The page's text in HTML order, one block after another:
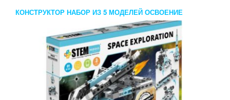
КОНСТРУКТОР НАБОР ИЗ 5 МОДЕЛЕЙ ОСВОЕНИЕ